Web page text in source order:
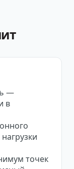
—
в
точек